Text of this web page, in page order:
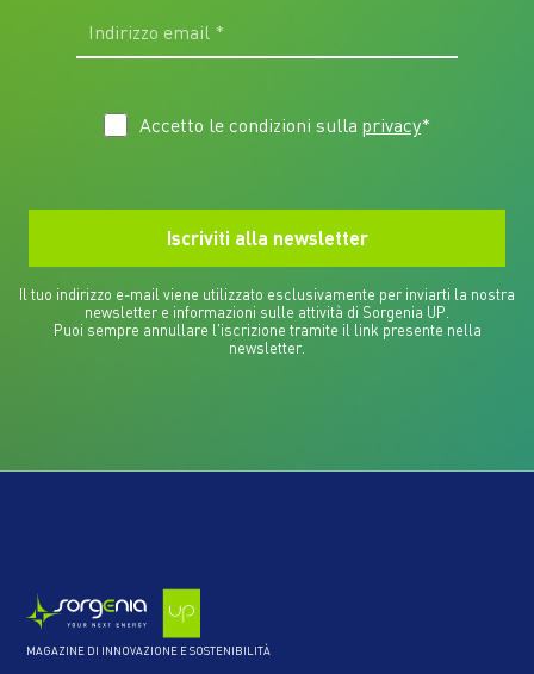
Accetto le condizioni sulla privacy*
Il tuo indirizzo e-mail viene utilizzato esclusivamente per inviarti la nostra
newsletter e informazioni sulle attività di Sorgenia UP.
Puoi sempre annullare l'iscrizione tramite il link presente nella
newsletter.
MAGAZINE DI INNOVAZIONE E SOSTENIBILITÀ